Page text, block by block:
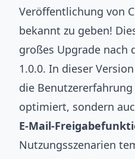
Veröffentlichung von
bekannt zu geben!
großes Upgrade nach
1.0.0. In dieser
die
optimiert, sondern
E-Mail-
Nutzungsszenarien